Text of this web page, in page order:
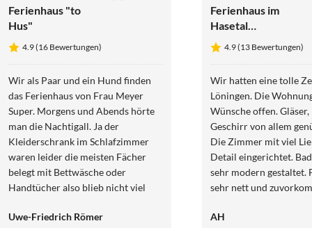
Ferienhaus "to
Hus"
4.9 (16 Bewertungen)
Wir als Paar und ein Hund finden
das Ferienhaus von Frau Meyer
Super. Morgens und Abends hörte
man die Nachtigall. Ja der
Kleiderschrank im Schlafzimmer
waren leider die meisten Fächer
belegt mit Bettwäsche oder
Handtücher also blieb nicht viel
man etwas die Hecken und Bäume
Uwe-Friedrich Römer
Ferienhaus im
Hasetal
"Stadtblick"
4.9 (13 Bewertungen)
Wir hatten eine tolle
Löningen. Die Wohnung ließ keine
Wünsche offen. Gläser,
Geschirr von allem
Die Zimmer mit viel
Detail eingerichtet. Badezimmer
sehr modern gestaltet.
sehr nett und
AH